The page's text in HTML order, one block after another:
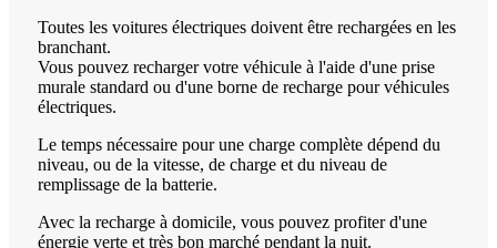
Toutes les voitures électriques doivent être rechargées en les
branchant.
Vous pouvez recharger votre véhicule à l'aide d'une prise
murale standard ou d'une borne de recharge pour véhicules
électriques.
Le temps nécessaire pour une charge complète dépend du
niveau, ou de la vitesse, de charge et du niveau de
remplissage de la batterie.
Avec la recharge à domicile, vous pouvez profiter d'une
énergie verte et très bon marché pendant la nuit.